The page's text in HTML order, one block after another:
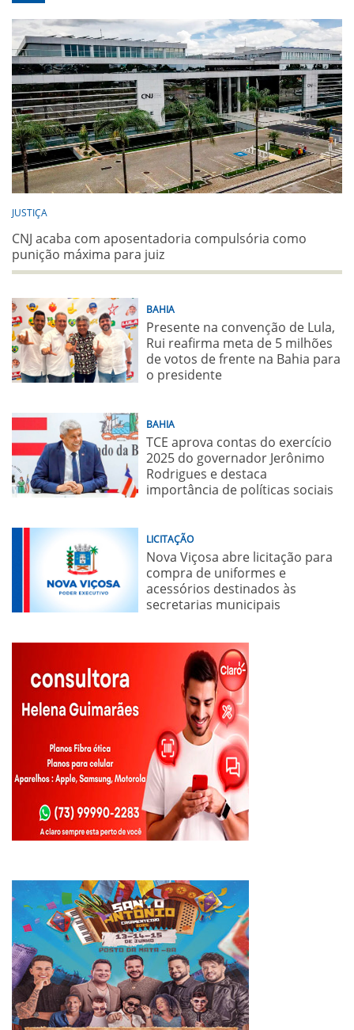
JUSTIÇA
CNJ acaba com aposentadoria compulsória como
punição máxima para juiz
BAHIA
Presente na convenção de Lula,
Rui reafirma meta de 5 milhões
de votos de frente na Bahia para
o presidente
BAHIA
TCE aprova contas do exercício
2025 do governador Jerônimo
Rodrigues e destaca
importância de políticas sociais
LICITAÇÃO
Nova Viçosa abre licitação para
compra de uniformes e
acessórios destinados às
secretarias municipais